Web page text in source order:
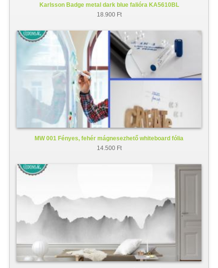
Karlsson Badge metal dark blue falióra KA5610BL
18.900 Ft
MW 001 Fényes, fehér mágnesezhető whiteboard fólia
14.500 Ft